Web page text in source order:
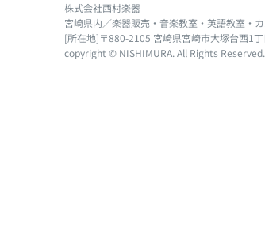
株式会社西村楽器
宮崎県内／楽器販売・音楽教室・英語教室・
[所在地]〒880-2105 宮崎県宮崎市大塚台西1
copyright © NISHIMURA. All Rights Reserved.